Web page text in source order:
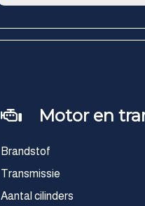
Motor en
Brandstof
Transmissie
Aantal cilinders